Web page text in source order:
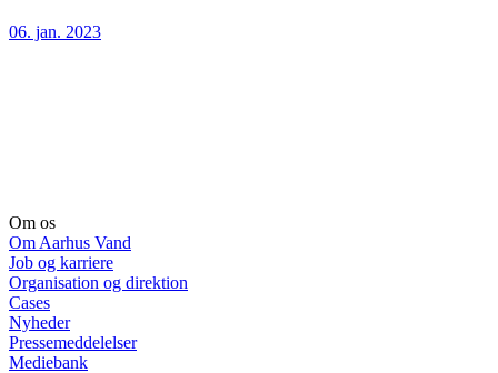
06. jan. 2023
Om os
Om Aarhus Vand
Job og karriere
Organisation og direktion
Cases
Nyheder
Pressemeddelelser
Mediebank